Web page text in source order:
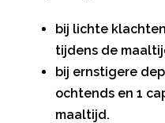
bij lichte
tijdens de
bij ernstigere
ochtends en 1
maaltijd.